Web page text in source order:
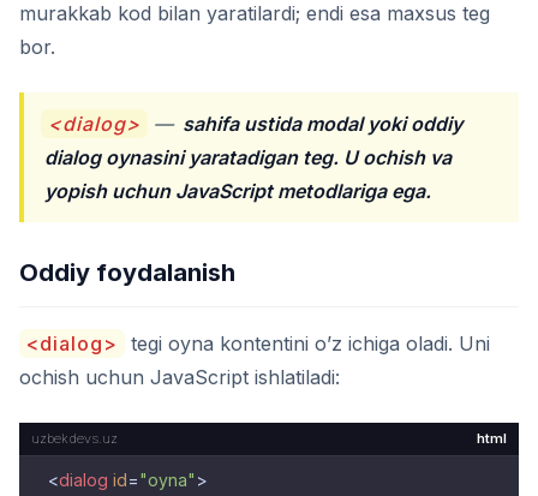
murakkab kod bilan yaratilardi; endi esa maxsus teg
bor.
<dialog> — sahifa ustida modal yoki oddiy
dialog oynasini yaratadigan teg. U ochish va
yopish uchun JavaScript metodlariga ega.
Oddiy foydalanish
<dialog>
tegi oyna kontentini o’z ichiga oladi. Uni
ochish uchun JavaScript ishlatiladi:
html
<dialog id="oyna" >